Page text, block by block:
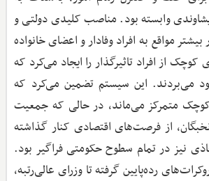
وابسته بود. مناصب کلیدی دولتی و
مواقع به افراد وفادار و اعضای خانواده
از افراد تاثیرگذار را ایجاد می‌کرد که
می‌بردند. این سیستم تضمین می‌کرد که
متمرکز می‌ماند، در حالی که جمعیت
از فرصت‌های اقتصادی کنار گذاشته
نیز در تمام سطوح حکومتی فراگیر بود.
رده‌پایین گرفته تا وزرای عالی‌رتبه،